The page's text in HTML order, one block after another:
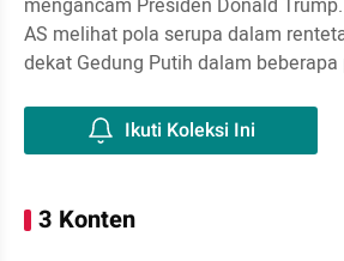
mengancam Presiden Donald
AS melihat pola serupa dalam
dekat Gedung Putih dalam beberapa
Ikuti Koleksi Ini
3 Konten